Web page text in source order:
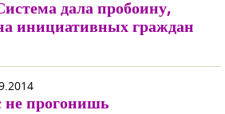
дала пробоину,
инициативных граждан
не прогонишь